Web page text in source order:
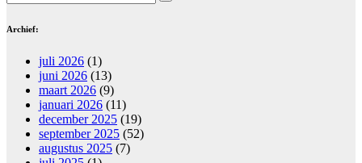
Archief:
juli 2026 (1)
juni 2026 (13)
maart 2026 (9)
januari 2026 (11)
december 2025 (19)
september 2025 (52)
augustus 2025 (7)